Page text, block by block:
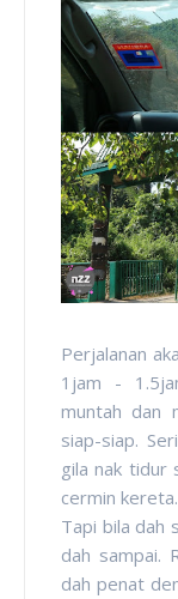
Perjalanan
1jam -
muntah dan
siap-siap.
gila nak tidur
cermin
Tapi bila dah
dah sampai.
dah penat